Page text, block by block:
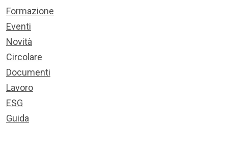
Formazione
Eventi
Novità
Circolare
Documenti
Lavoro
ESG
Guida